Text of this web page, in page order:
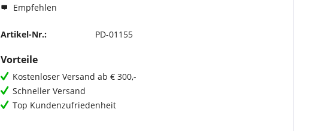
Empfehlen
Artikel-Nr.: PD-01155
Vorteile
Kostenloser Versand ab € 300,-
Schneller Versand
Top Kundenzufriedenheit